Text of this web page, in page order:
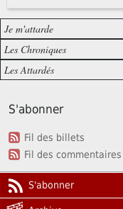
Je m'attarde
Les Chroniques
Les Attardés
S'abonner
Fil des billets
Fil des commentaires
S'abonner